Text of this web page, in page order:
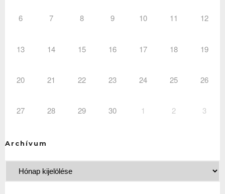
6 7 8 9 10 11 12
13 14 15 16 17 18 19
20 21 22 23 24 25 26
27 28 29 30 1 2 3
Archívum